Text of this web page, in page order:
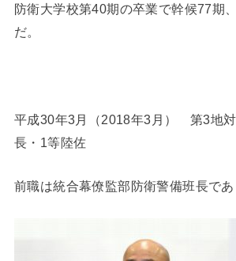
防衛大学校第40期の卒業で幹候77期
だ。
平成30年3月（2018年3月） 第3地
長・1等陸佐
前職は統合幕僚監部防衛警備班長であ